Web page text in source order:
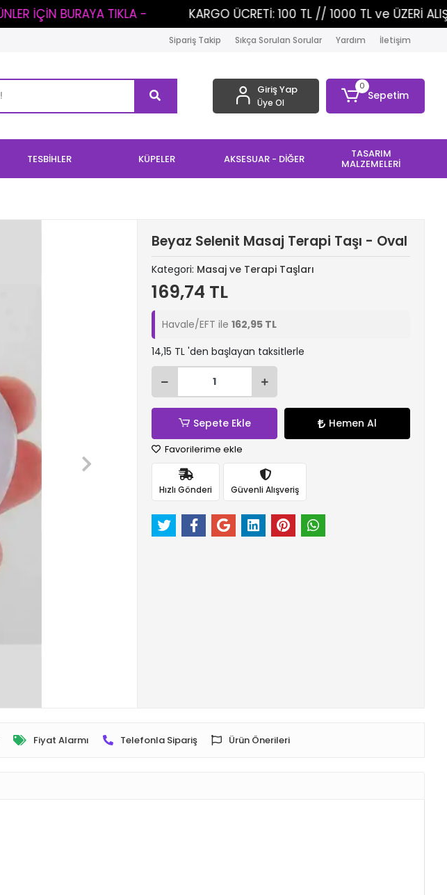
KARGO ÜCRETİ: 100 TL // 1000 TL ve ÜZERİ ALIŞVERİŞLERİNİZDE KARGO
Sipariş Takip Sıkça Sorulan Sorular Yardım İletişim
Giriş Yap
Üye Ol
0
Sepetim
TESBİHLER KÜPELER AKSESUAR - DİĞER TASARIM
MALZEMELERİ
Beyaz Selenit Masaj Terapi Taşı - Oval
Kategori: Masaj ve Terapi Taşları
169,74 TL
Havale/EFT ile162,95 TL
14,15 TL 'den başlayan taksitlerle
Sepete Ekle Hemen Al
Favorilerime ekle
Hızlı Gönderi Güvenli Alışveriş
Fiyat Alarmı Telefonla Sipariş Ürün Önerileri